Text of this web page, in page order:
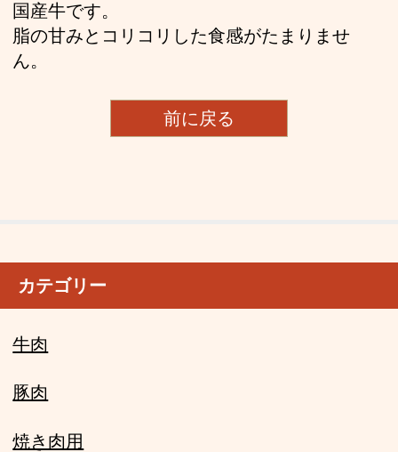
国産牛です。
脂の甘みとコリコリした食感がたまりませ
ん。
前に戻る
カテゴリー
牛肉
豚肉
焼き肉用